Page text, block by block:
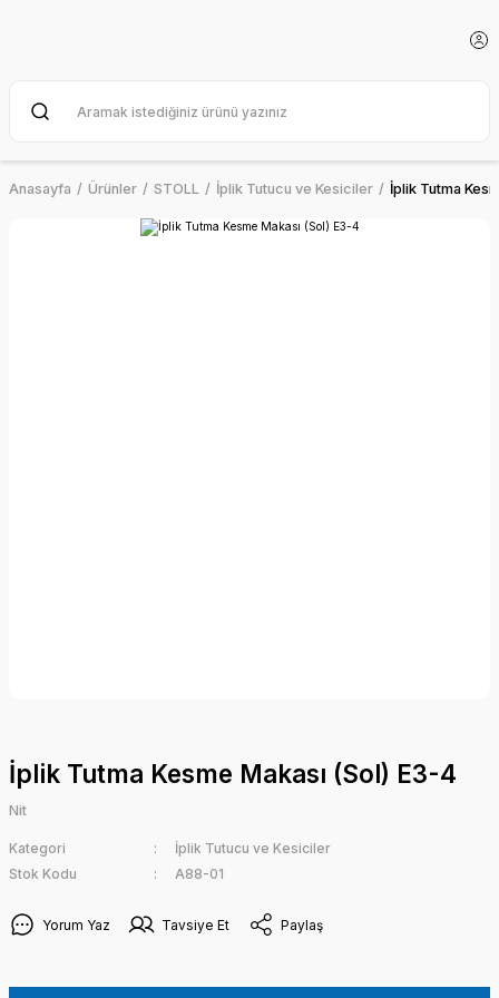
Anasayfa Ürünler STOLL İplik Tutucu ve Kesiciler İplik Tutma
İplik Tutma Kesme Makası (Sol) E3-4
Nit
Kategori
İplik Tutucu ve Kesiciler
Stok Kodu
A88-01
Yorum Yaz Tavsiye Et Paylaş